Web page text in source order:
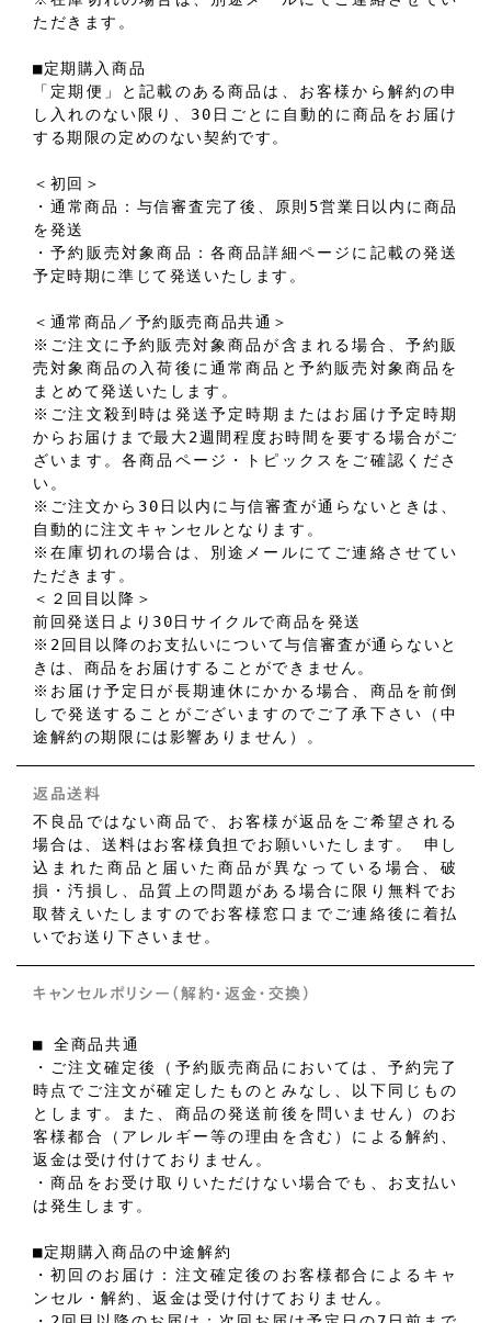
ただきます。
■定期購入商品
「定期便」と記載のある商品は、お客様から解約の申
し入れのない限り、30日ごとに自動的に商品をお届け
する期限の定めのない契約です。
＜初回＞
・通常商品：与信審査完了後、原則5営業日以内に商品
を発送
・予約販売対象商品：各商品詳細ページに記載の発送
予定時期に準じて発送いたします。
＜通常商品／予約販売商品共通＞
※ご注文に予約販売対象商品が含まれる場合、予約販
売対象商品の入荷後に通常商品と予約販売対象商品を
まとめて発送いたします。
※ご注文殺到時は発送予定時期またはお届け予定時期
からお届けまで最大2週間程度お時間を要する場合がご
ざいます。各商品ページ・トピックスをご確認くださ
い。
※ご注文から30日以内に与信審査が通らないときは、
自動的に注文キャンセルとなります。
※在庫切れの場合は、別途メールにてご連絡させてい
ただきます。
＜２回目以降＞
前回発送日より30日サイクルで商品を発送
※2回目以降のお支払いについて与信審査が通らないと
きは、商品をお届けすることができません。
※お届け予定日が長期連休にかかる場合、商品を前倒
しで発送することがございますのでご了承下さい（中
途解約の期限には影響ありません）。
返品送料
不良品ではない商品で、お客様が返品をご希望される
場合は、送料はお客様負担でお願いいたします。 申し
込まれた商品と届いた商品が異なっている場合、破
損・汚損し、品質上の問題がある場合に限り無料でお
取替えいたしますのでお客様窓口までご連絡後に着払
いでお送り下さいませ。
キャンセルポリシー（解約・返金・交換）
■ 全商品共通
・ご注文確定後（予約販売商品においては、予約完了
時点でご注文が確定したものとみなし、以下同じもの
とします。また、商品の発送前後を問いません）のお
客様都合（アレルギー等の理由を含む）による解約、
返金は受け付けておりません。
・商品をお受け取りいただけない場合でも、お支払い
は発生します。
■定期購入商品の中途解約
・初回のお届け：注文確定後のお客様都合によるキャ
ンセル・解約、返金は受け付けておりません。